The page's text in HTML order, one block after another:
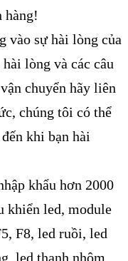
hàng!
vào sự hài lòng của
lòng và các câu
chuyển hãy liên
chúng tôi có thể
khi bạn hài
khẩu hơn 2000
khiển led, module
F8, led ruồi, led
led thanh nhôm,